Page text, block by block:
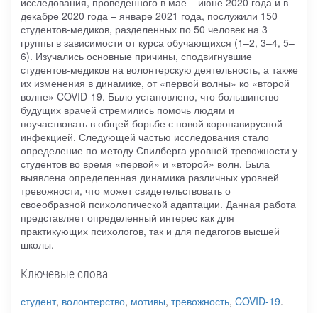
декабре 2020 года – январе 2021 года, послужили 150
студентов-медиков, разделенных по 50 человек на 3
группы в зависимости от курса обучающихся (1–2, 3–4, 5–
6). Изучались основные причины, сподвигнувшие
студентов-медиков на волонтерскую деятельность, а также
их изменения в динамике, от «первой волны» ко «второй
волне» COVID-19. Было установлено, что большинство
будущих врачей стремились помочь людям и
поучаствовать в общей борьбе с новой коронавирусной
инфекцией. Следующей частью исследования стало
определение по методу Спилберга уровней тревожности у
студентов во время «первой» и «второй» волн. Была
выявлена определенная динамика различных уровней
тревожности, что может свидетельствовать о
своеобразной психологической адаптации. Данная работа
представляет определенный интерес как для
практикующих психологов, так и для педагогов высшей
школы.
Ключевые слова
студент, волонтерство, мотивы, тревожность, COVID-19.